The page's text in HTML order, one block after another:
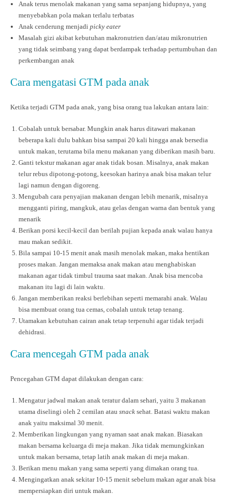
Anak terus menolak makanan yang sama sepanjang hidupnya, yang
menyebabkan pola makan terlalu terbatas
Anak cenderung menjadi picky eater
Masalah gizi akibat kebutuhan makronutrien dan/atau mikronutrien
yang tidak seimbang yang dapat berdampak terhadap pertumbuhan dan
perkembangan anak
Cara mengatasi GTM pada anak
Ketika terjadi GTM pada anak, yang bisa orang tua lakukan antara lain:
Cobalah untuk bersabar. Mungkin anak harus ditawari makanan
beberapa kali dulu bahkan bisa sampai 20 kali hingga anak bersedia
untuk makan, terutama bila menu makanan yang diberikan masih baru.
Ganti tekstur makanan agar anak tidak bosan. Misalnya, anak makan
telur rebus dipotong-potong, keesokan harinya anak bisa makan telur
lagi namun dengan digoreng.
Mengubah cara penyajian makanan dengan lebih menarik, misalnya
mengganti piring, mangkuk, atau gelas dengan warna dan bentuk yang
menarik
Berikan porsi kecil-kecil dan berilah pujian kepada anak walau hanya
mau makan sedikit.
Bila sampai 10-15 menit anak masih menolak makan, maka hentikan
proses makan. Jangan memaksa anak makan atau menghabiskan
makanan agar tidak timbul trauma saat makan. Anak bisa mencoba
makanan itu lagi di lain waktu.
Jangan memberikan reaksi berlebihan seperti memarahi anak. Walau
bisa membuat orang tua cemas, cobalah untuk tetap tenang.
Utamakan kebutuhan cairan anak tetap terpenuhi agar tidak terjadi
dehidrasi.
Cara mencegah GTM pada anak
Pencegahan GTM dapat dilakukan dengan cara:
Mengatur jadwal makan anak teratur dalam sehari, yaitu 3 makanan
utama diselingi oleh 2 cemilan atau snacksehat. Batasi waktu makan
anak yaitu maksimal 30 menit.
Memberikan lingkungan yang nyaman saat anak makan. Biasakan
makan bersama keluarga di meja makan. Jika tidak memungkinkan
untuk makan bersama, tetap latih anak makan di meja makan.
Berikan menu makan yang sama seperti yang dimakan orang tua.
Mengingatkan anak sekitar 10-15 menit sebelum makan agar anak bisa
mempersiapkan diri untuk makan.